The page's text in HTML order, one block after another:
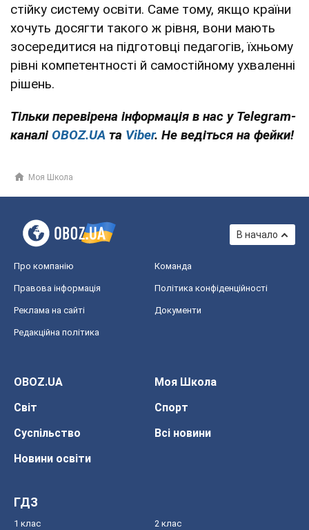
стійку систему освіти. Саме тому, якщо країни
хочуть досягти такого ж рівня, вони мають
зосередитися на підготовці педагогів, їхньому
рівні компетентності й самостійному ухваленні
рішень.
Тільки перевірена інформація в нас у Telegram-
каналі OBOZ.UA та Viber. Не ведіться на фейки!
Моя Школа
В начало
Про компанію Команда
Правова інформація Політика конфіденційності
Реклама на сайті Документи
Редакційна політика
OBOZ.UA
Моя Школа
Світ
Спорт
Суспільство
Всі новини
Новини освіти
ГДЗ
1 клас 2 клас